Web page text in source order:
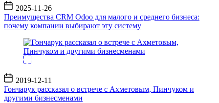
Дата
записи
2025-11-26
Преимущества CRM Odoo для малого и среднего бизнеса:
почему компании выбирают эту систему
Дата
записи
2019-12-11
Гончарук рассказал о встрече с Ахметовым, Пинчуком и
другими бизнесменами